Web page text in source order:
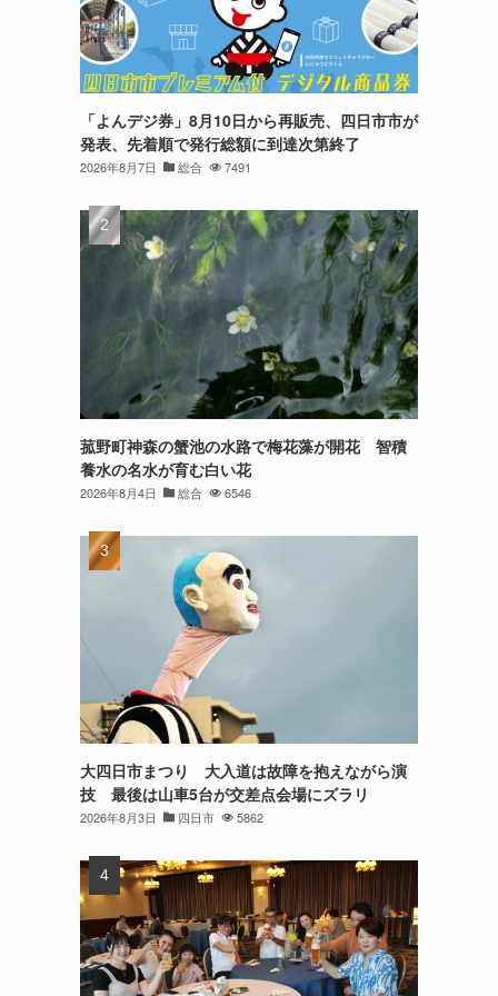
「よんデジ券」8月10日から再販売、四日市市が
発表、先着順で発行総額に到達次第終了
2026年8月7日 総合 7491
菰野町神森の蟹池の水路で梅花藻が開花 智積
養水の名水が育む白い花
2026年8月4日 総合 6546
大四日市まつり 大入道は故障を抱えながら演
技 最後は山車5台が交差点会場にズラリ
2026年8月3日 四日市 5862